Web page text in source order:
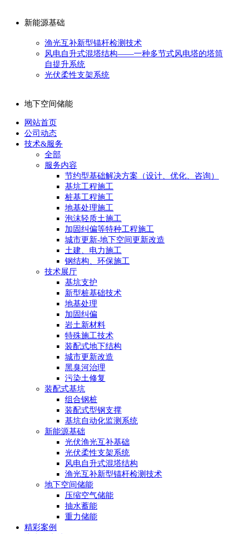
新能源基础
渔光互补新型锚杆检测技术
风电自升式混塔结构——一种多节式风电塔的塔筒
自提升系统
光伏柔性支架系统
地下空间储能
网站首页
公司动态
技术&服务
全部
服务内容
节约型基础解决方案（设计、优化、咨询）
基坑工程施工
桩基工程施工
地基处理施工
泡沫轻质土施工
加固纠偏等特种工程施工
城市更新-地下空间更新改造
土建、电力施工
钢结构、环保施工
技术展厅
基坑支护
新型桩基础技术
地基处理
加固纠偏
岩土新材料
特殊施工技术
装配式地下结构
城市更新改造
黑臭河治理
污染土修复
装配式基坑
组合钢桩
装配式型钢支撑
基坑自动化监测系统
新能源基础
光伏渔光互补基础
光伏柔性支架系统
风电自升式混塔结构
渔光互补新型锚杆检测技术
地下空间储能
压缩空气储能
抽水蓄能
重力储能
精彩案例